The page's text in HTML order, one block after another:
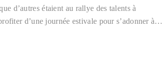
d’autres étaient au rallye des talents à
d’une journée estivale pour s’adonner à…